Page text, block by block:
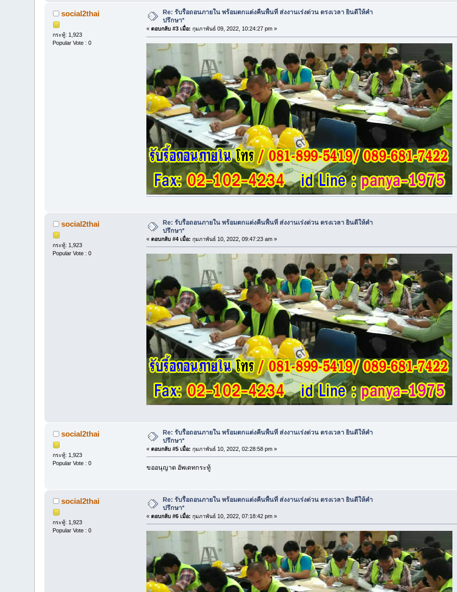
social2thai
กระทู้: 1,923
Popular Vote : 0
Re: รับรื้อถอนภายใน พร้อมตกแต่งคืนพื้นที่ ส่งงานเร่งด่วน ตรงเวลา ยินดีให้คำ
ปรึกษา*
« ตอบกลับ #3 เมื่อ: กุมภาพันธ์ 09, 2022, 10:24:27 pm »
social2thai
กระทู้: 1,923
Popular Vote : 0
Re: รับรื้อถอนภายใน พร้อมตกแต่งคืนพื้นที่ ส่งงานเร่งด่วน ตรงเวลา ยินดีให้คำ
ปรึกษา*
« ตอบกลับ #4 เมื่อ: กุมภาพันธ์ 10, 2022, 09:47:23 am »
social2thai
กระทู้: 1,923
Popular Vote : 0
Re: รับรื้อถอนภายใน พร้อมตกแต่งคืนพื้นที่ ส่งงานเร่งด่วน ตรงเวลา ยินดีให้คำ
ปรึกษา*
« ตอบกลับ #5 เมื่อ: กุมภาพันธ์ 10, 2022, 02:28:58 pm »
ขออนุญาต อัพเดทกระทู้
social2thai
กระทู้: 1,923
Popular Vote : 0
Re: รับรื้อถอนภายใน พร้อมตกแต่งคืนพื้นที่ ส่งงานเร่งด่วน ตรงเวลา ยินดีให้คำ
ปรึกษา*
« ตอบกลับ #6 เมื่อ: กุมภาพันธ์ 10, 2022, 07:18:42 pm »